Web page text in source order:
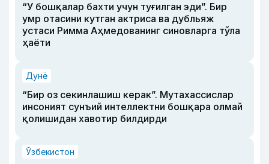
“У бошқалар бахти учун туғилган эди”. Бир
умр отасини кутган актриса ва дубльяж
устаси Римма Аҳмедованинг синовларга тўла
ҳаёти
Дунё
“Бир оз секинлашиш керак”. Мутахассислар
инсоният сунъий интеллектни бошқара олмай
қолишидан хавотир билдирди
Ўзбекистон